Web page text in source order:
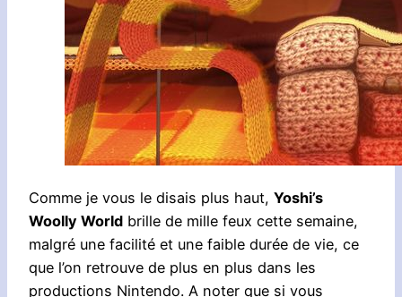
Comme je vous le disais plus haut, Yoshi’s
Woolly World brille de mille feux cette semaine,
malgré une facilité et une faible durée de vie, ce
que l’on retrouve de plus en plus dans les
productions Nintendo. A noter que si vous